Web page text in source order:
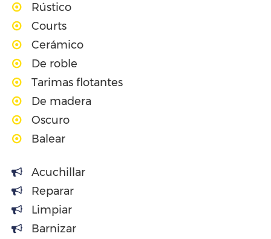
Rústico
Courts
Cerámico
De roble
Tarimas flotantes
De madera
Oscuro
Balear
Acuchillar
Reparar
Limpiar
Barnizar